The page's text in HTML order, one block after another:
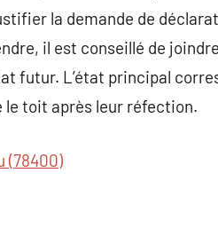
la demande de
il est conseillé de
futur. L’état principal
le toit après leur réfection.
(78400)